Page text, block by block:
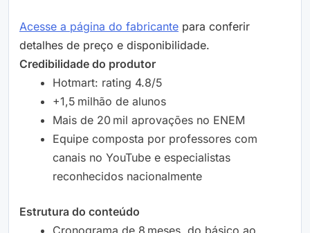
Acesse a página do fabricante para conferir
detalhes de preço e disponibilidade.
Credibilidade do produtor
Hotmart: rating 4.8/5
+1,5 milhão de alunos
Mais de 20 mil aprovações no ENEM
Equipe composta por professores com
canais no YouTube e especialistas
reconhecidos nacionalmente
Estrutura do conteúdo